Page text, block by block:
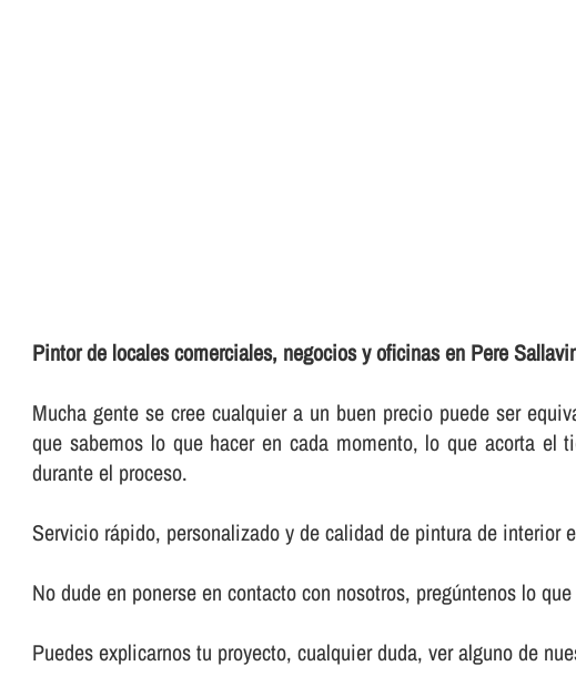
Pintor de locales comerciales, negocios y oficinas en Pere
Mucha gente se cree cualquier a un buen precio puede ser
que sabemos lo que hacer en cada momento, lo que acorta el
durante el proceso.
Servicio rápido, personalizado y de calidad de pintura de interior
No dude en ponerse en contacto con nosotros, pregúntenos lo
Puedes explicarnos tu proyecto, cualquier duda, ver alguno de